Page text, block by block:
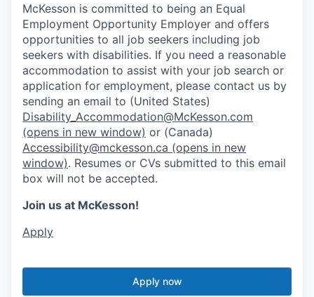
McKesson is committed to being an Equal
Employment Opportunity Employer and offers
opportunities to all job seekers including job
seekers with disabilities. If you need a reasonable
accommodation to assist with your job search or
application for employment, please contact us by
sending an email to (United States)
Disability_Accommodation@McKesson.com
(opens in new window) or (Canada)
Accessibility@mckesson.ca (opens in new
window). Resumes or CVs submitted to this email
box will not be accepted.
Join us at McKesson!
Apply
Apply now